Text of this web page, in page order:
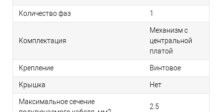
Количество фаз 1
Комплектация
Механизм с
центральной
платой
Крепление Винтовое
Крышка Нет
Максимальное сечение
2.5